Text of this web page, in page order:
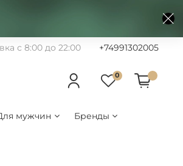
с 8:00 до 22:00 +74991302005
0
мужчин Бренды